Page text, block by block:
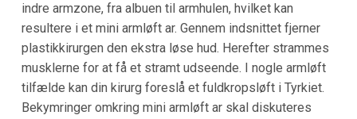
indre armzone, fra albuen til armhulen, hvilket kan
resultere i et mini armløft ar. Gennem indsnittet fjerner
plastikkirurgen den ekstra løse hud. Herefter strammes
musklerne for at få et stramt udseende. I nogle armløft
tilfælde kan din kirurg foreslå et fuldkropsløft i Tyrkiet.
Bekymringer omkring mini armløft ar skal diskuteres